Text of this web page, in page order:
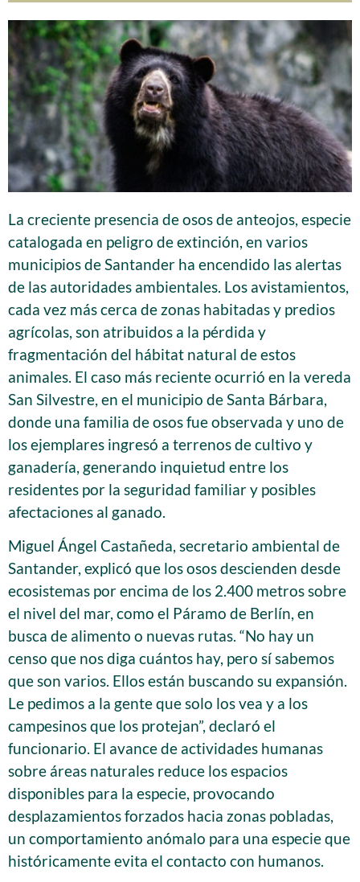
La creciente presencia de osos de anteojos, especie
catalogada en peligro de extinción, en varios
municipios de Santander ha encendido las alertas
de las autoridades ambientales. Los avistamientos,
cada vez más cerca de zonas habitadas y predios
agrícolas, son atribuidos a la pérdida y
fragmentación del hábitat natural de estos
animales. El caso más reciente ocurrió en la vereda
San Silvestre, en el municipio de Santa Bárbara,
donde una familia de osos fue observada y uno de
los ejemplares ingresó a terrenos de cultivo y
ganadería, generando inquietud entre los
residentes por la seguridad familiar y posibles
afectaciones al ganado.
Miguel Ángel Castañeda, secretario ambiental de
Santander, explicó que los osos descienden desde
ecosistemas por encima de los 2.400 metros sobre
el nivel del mar, como el Páramo de Berlín, en
busca de alimento o nuevas rutas. “No hay un
censo que nos diga cuántos hay, pero sí sabemos
que son varios. Ellos están buscando su expansión.
Le pedimos a la gente que solo los vea y a los
campesinos que los protejan”, declaró el
funcionario. El avance de actividades humanas
sobre áreas naturales reduce los espacios
disponibles para la especie, provocando
desplazamientos forzados hacia zonas pobladas,
un comportamiento anómalo para una especie que
históricamente evita el contacto con humanos.